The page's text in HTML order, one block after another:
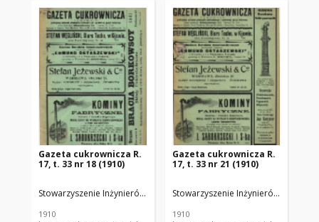
Gazeta cukrownicza R.
17, t. 33 nr 18 (1910)
Stowarzyszenie Inżynierów i Techników Przemysłu Rolnego i
1910
Gazeta cukrownicza R.
17, t. 33 nr 21 (1910)
Stowarzyszenie Inżynierów i
1910